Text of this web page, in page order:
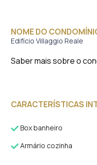
NOME DO
Edifício Villaggio Reale
Saber mais sobre o
CARACTERÍSTICAS
Box banheiro
Armário cozinha